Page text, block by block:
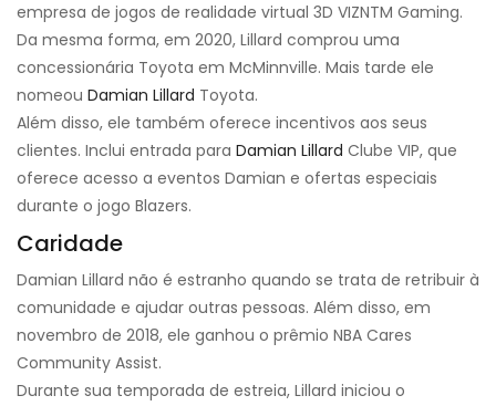
empresa de jogos de realidade virtual 3D VIZNTM Gaming.
Da mesma forma, em 2020, Lillard comprou uma
concessionária Toyota em McMinnville. Mais tarde ele
nomeou Damian Lillard Toyota.
Além disso, ele também oferece incentivos aos seus
clientes. Inclui entrada para Damian Lillard Clube VIP, que
oferece acesso a eventos Damian e ofertas especiais
durante o jogo Blazers.
Caridade
Damian Lillard não é estranho quando se trata de retribuir à
comunidade e ajudar outras pessoas. Além disso, em
novembro de 2018, ele ganhou o prêmio NBA Cares
Community Assist.
Durante sua temporada de estreia, Lillard iniciou o